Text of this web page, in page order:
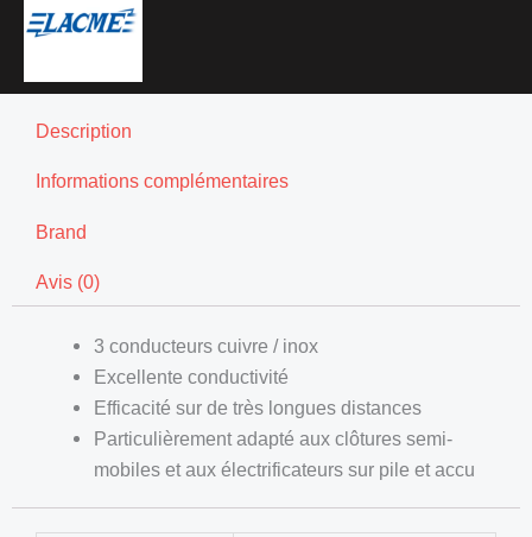
Description
Informations complémentaires
Brand
Avis (0)
3 conducteurs cuivre / inox
Excellente conductivité
Efficacité sur de très longues distances
Particulièrement adapté aux clôtures semi-
mobiles et aux électrificateurs sur pile et accu